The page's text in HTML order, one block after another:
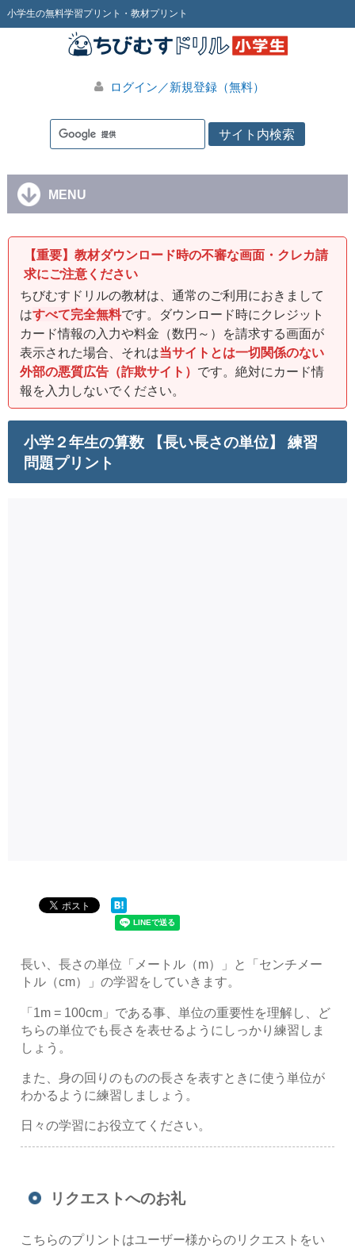
小学生の無料学習プリント・教材プリント
ログイン／新規登録（無料）
MENU
【重要】教材ダウンロード時の不審な画面・クレカ請
求にご注意ください
ちびむすドリルの教材は、通常のご利用におきまして
はすべて完全無料です。ダウンロード時にクレジット
カード情報の入力や料金（数円～）を請求する画面が
表示された場合、それは当サイトとは一切関係のない
外部の悪質広告（詐欺サイト） です。絶対にカード情
報を入力しないでください。
小学２年生の算数 【長い長さの単位】 練習
問題プリント
長い、長さの単位「メートル（m）」と「センチメー
トル（cm）」の学習をしていきます。
「1m = 100cm」である事、単位の重要性を理解し、ど
ちらの単位でも長さを表せるようにしっかり練習しま
しょう。
また、身の回りのものの長さを表すときに使う単位が
わかるように練習しましょう。
日々の学習にお役立てください。
リクエストへのお礼
こちらのプリントはユーザー様からのリクエストをい